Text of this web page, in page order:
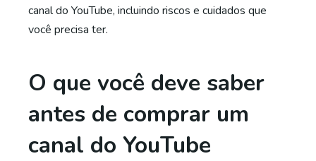
canal do YouTube, incluindo riscos e cuidados que
você precisa ter.
O que você deve saber
antes de comprar um
canal do YouTube